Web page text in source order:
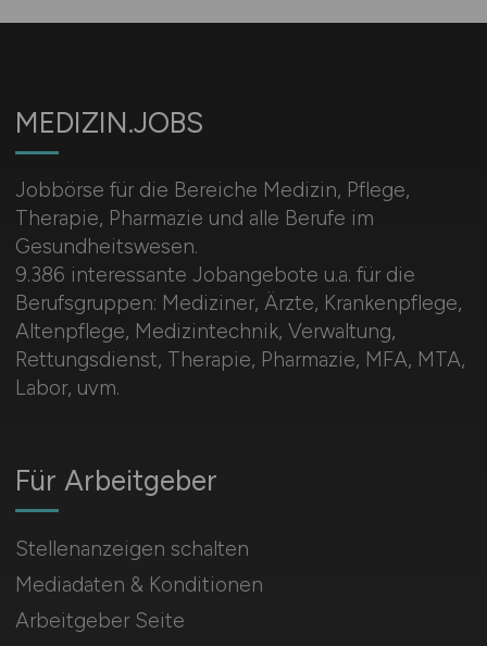
MEDIZIN.JOBS
Jobbörse für die Bereiche Medizin, Pflege,
Therapie, Pharmazie und alle Berufe im
Gesundheitswesen.
9.386 interessante Jobangebote u.a. für die
Berufsgruppen: Mediziner, Ärzte, Krankenpflege,
Altenpflege, Medizintechnik, Verwaltung,
Rettungsdienst, Therapie, Pharmazie, MFA, MTA,
Labor, uvm.
Für Arbeitgeber
Stellenanzeigen schalten
Mediadaten & Konditionen
Arbeitgeber Seite